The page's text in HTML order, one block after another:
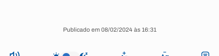
Publicado em 08/02/2024 às 16:31